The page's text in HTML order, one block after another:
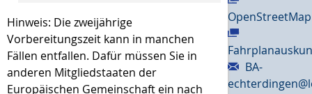
Hinweis: Die zweijährige
Vorbereitungszeit kann in manchen
Fällen entfallen. Dafür müssen Sie in
anderen Mitgliedstaaten der
Europäischen Gemeinschaft ein nach
OpenStreetMap
BA-